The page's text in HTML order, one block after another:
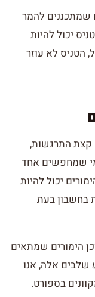
שמתכננים להמר
יכול להיות
הטניס לא עוזר
קצת התרגשות,
שמחפשים אחד
יכול להיות
בחשבון בעת
הימורים שמתאים
שלבים אלה, אנו
בספורט.